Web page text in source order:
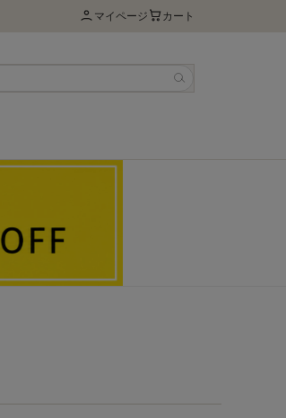
マイページ カート